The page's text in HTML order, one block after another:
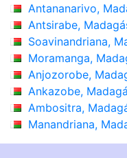
Antananarivo,
Antsirabe,
Soavinandriana,
Moramanga,
Anjozorobe,
Ankazobe,
Ambositra,
Manandriana,